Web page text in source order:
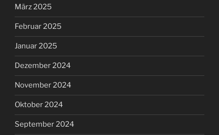
März 2025
Februar 2025
Januar 2025
Dezember 2024
November 2024
Oktober 2024
September 2024